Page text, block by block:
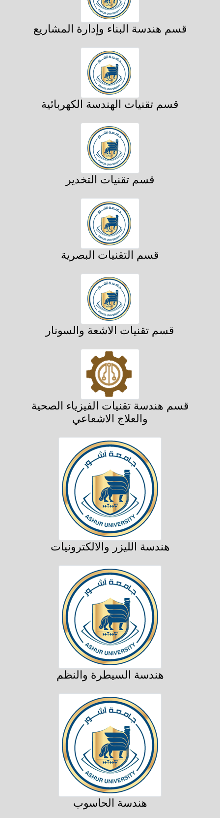
قسم هندسة البناء وإدارة المشاريع
قسم تقنيات الهندسة الكهربائية
قسم تقنيات التخدير
قسم التقنيات البصرية
قسم تقنيات الاشعة والسونار
قسم هندسة تقنيات الفيزياء الصحية
والعلاج الاشعاعي
هندسة الليزر والالكترونيات
هندسة السيطرة والنظم
هندسة الحاسوب